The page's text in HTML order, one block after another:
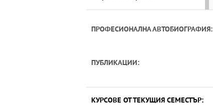
ПРОФЕСИОНАЛНА АВТОБИОГРАФИЯ:
ПУБЛИКАЦИИ:
КУРСОВЕ ОТ ТЕКУЩИЯ СЕМЕСТЪР: